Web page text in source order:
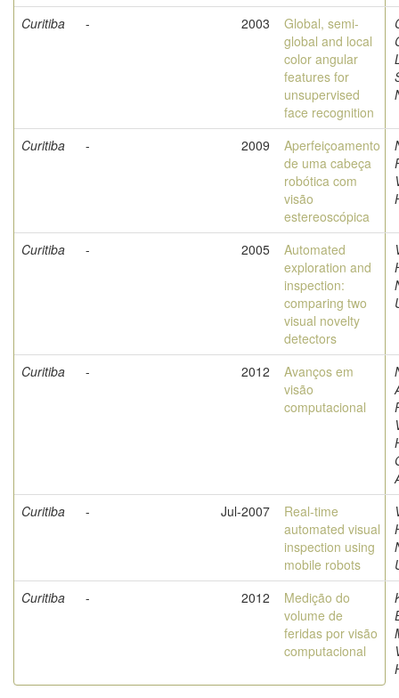
Curitiba - 2003
Global, semi-
global and local
color angular
features for
unsupervised
face recognition
Curitiba - 2009
Aperfeiçoamento
de uma cabeça
robótica com
visão
estereoscópica
Curitiba - 2005
Automated
exploration and
inspection:
comparing two
visual novelty
detectors
Curitiba - 2012
Avanços em
visão
computacional
Curitiba
- Jul-2007
Real-time
automated visual
inspection using
mobile robots
Curitiba
- 2012
Medição do
volume de
feridas por visão
computacional